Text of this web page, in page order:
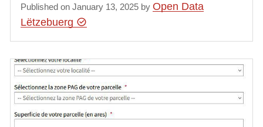
Published on January 13, 2025 byOpen Data
Lëtzebuerg